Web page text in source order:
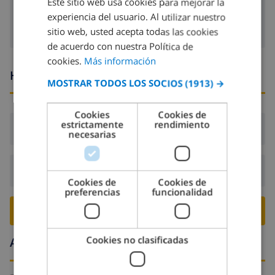
Horario de llegada y salida
Llegada:Desde 16:00 antes de 19:00
Salida:Antes de: 10:00
RESERVE ESTE CHALÉ ›
Alrededores
DUTCH
FRENCH
GERMAN
CATALAN
ITALIAN
DANISH
experiencia del usuario. Al utilizar nuestro
sitio web, usted acepta todas las cookies
de acuerdo con nuestra Política de
cookies. Más información
MOSTRAR TODOS LOS SOCIOS (1913) →
Cookies
estrictamente
necesarias
Cookies de
rendimiento
Cookies de
preferencias
Cookies de
funcionalidad
Cookies no clasificadas